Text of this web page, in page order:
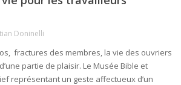
Doninelli
fractures des membres, la vie des ouvriers
partie de plaisir. Le Musée Bible et
représentant un geste affectueux d’un